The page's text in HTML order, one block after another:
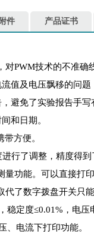
件 产品证书
对PWM技术的不准确
值及电压飘移的问
避免了实验报告手
和日期。
方便。
行了调整，精度得
量功能。可以直接打
代了数字拨盘开关只
稳定度≤0.01%，电压
、电流下打印功能。